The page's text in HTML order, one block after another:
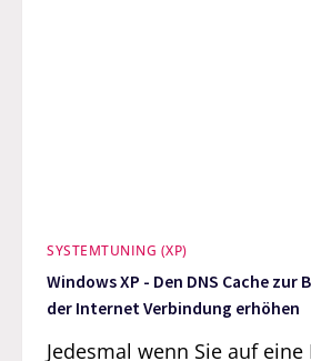
SYSTEMTUNING (XP)
Windows XP - Den DNS Cache zur
der Internet Verbindung erhöhen
Jedesmal wenn Sie auf